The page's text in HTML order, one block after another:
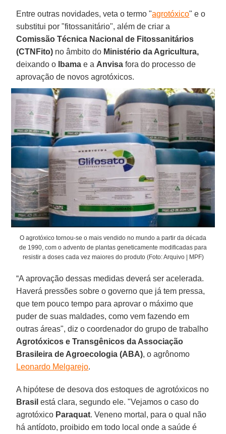
Entre outras novidades, veta o termo "agrotóxico" e o
substitui por "fitossanitário", além de criar a
Comissão Técnica Nacional de Fitossanitários
(CTNFito) no âmbito do Ministério da Agricultura,
deixando o
Ibama e a Anvisa fora do processo de
aprovação de novos agrotóxicos.
O agrotóxico tornou-se o mais vendido no mundo a partir da década
de 1990, com o advento de plantas geneticamente modificadas para
resistir a doses cada vez maiores do produto (Foto: Arquivo | MPF)
“A aprovação dessas medidas deverá ser acelerada.
Haverá pressões sobre o governo que já tem pressa,
que tem pouco tempo para aprovar o máximo que
puder de suas maldades, como vem fazendo em
outras áreas", diz o coordenador do grupo de trabalho
Agrotóxicos e Transgênicos da Associação
Brasileira de Agroecologia (ABA), o agrônomo
Leonardo Melgarejo.
A hipótese de desova dos estoques de agrotóxicos no
Brasil está clara, segundo ele. "Vejamos o caso do
agrotóxico Paraquat. Veneno mortal, para o qual não
há antídoto, proibido em todo local onde a saúde é